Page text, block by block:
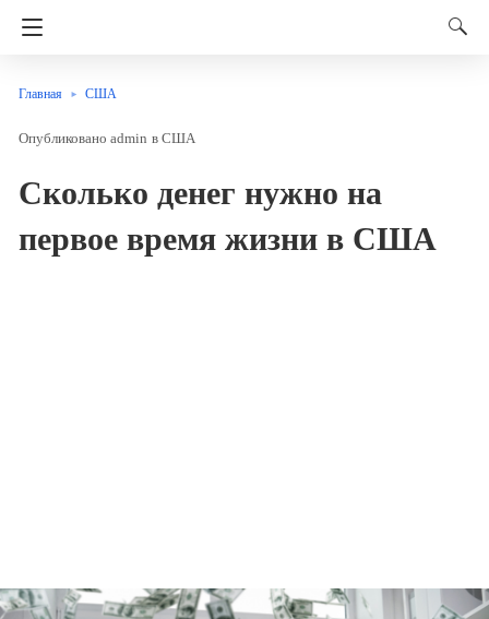
Главная США
admin в США
Сколько денег нужно на
первое время жизни в США